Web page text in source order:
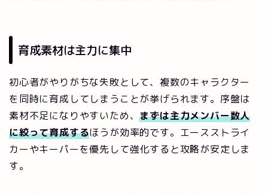
育成素材は主力に集中
初心者がやりがちな失敗として、複数のキャラクター
を同時に育成してしまうことが挙げられます。序盤は
素材不足になりやすいため、まずは主力メンバー数人
に絞って育成するほうが効率的です。エースストライ
カーやキーパーを優先して強化すると攻略が安定しま
す。